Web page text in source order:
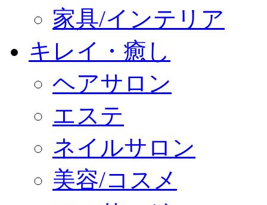
家具/インテリア
キレイ・癒し
ヘアサロン
エステ
ネイルサロン
美容/コスメ